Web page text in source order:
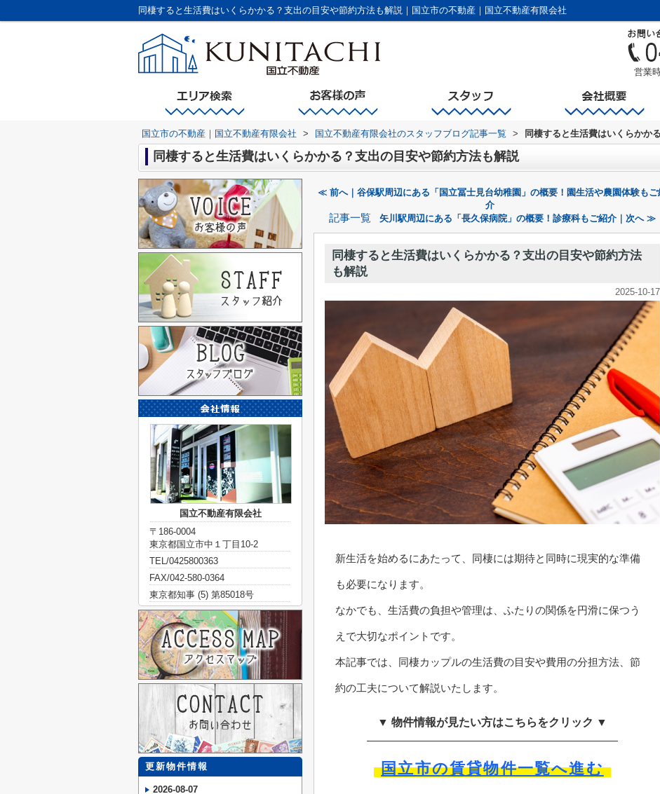
同棲すると生活費はいくらかかる？支出の目安や節約方法も解説｜国立市の不動産｜国立不動産有限会社
営業
国立市の不動産｜国立不動産有限会社 > 国立不動産有限会社のスタッフブログ記事一覧 > 同棲すると生活費はいくらかか
同棲すると生活費はいくらかかる？支出の目安や節約方法も解説
≪ 前へ｜谷保駅周辺にある「国立冨士見台幼稚園」の概要！園生活や農園体験もご
介
記事一覧 矢川駅周辺にある「長久保病院」の概要！診療科もご紹介｜次へ ≫
同棲すると生活費はいくらかかる？支出の目安や節約方法
も解説
2025-10-17
新生活を始めるにあたって、同棲には期待と同時に現実的な準備
も必要になります。
なかでも、生活費の負担や管理は、ふたりの関係を円滑に保つう
えで大切なポイントです。
本記事では、同棲カップルの生活費の目安や費用の分担方法、節
約の工夫について解説いたします。
▼ 物件情報が見たい方はこちらをクリック ▼
国立市の賃貸物件一覧へ進む
国立不動産有限会社
〒186-0004
東京都国立市中１丁目10-2
TEL/0425800363
FAX/042-580-0364
東京都知事 (5) 第85018号
更新物件情報
2026-08-07